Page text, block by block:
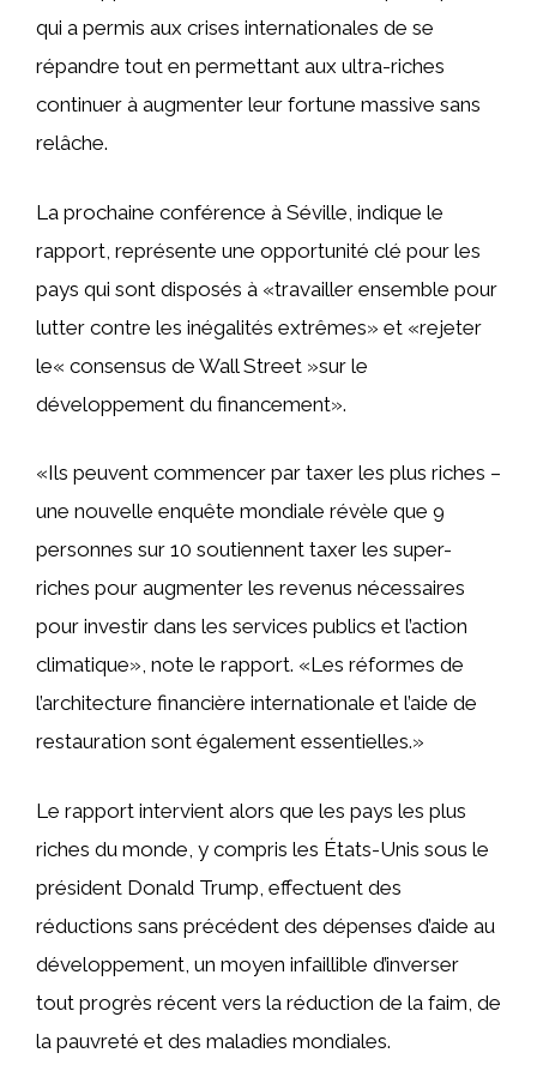
qui a permis aux crises internationales de se
répandre tout en permettant aux ultra-riches
continuer à augmenter leur fortune massive sans
relâche.
La prochaine conférence à Séville, indique le
rapport, représente une opportunité clé pour les
pays qui sont disposés à «travailler ensemble pour
lutter contre les inégalités extrêmes» et «rejeter
le« consensus de Wall Street »sur le
développement du financement».
«Ils peuvent commencer par taxer les plus riches –
une nouvelle enquête mondiale révèle que 9
personnes sur 10 soutiennent taxer les super-
riches pour augmenter les revenus nécessaires
pour investir dans les services publics et l’action
climatique», note le rapport. «Les réformes de
l’architecture financière internationale et l’aide de
restauration sont également essentielles.»
Le rapport intervient alors que les pays les plus
riches du monde, y compris les États-Unis sous le
président Donald Trump, effectuent des
réductions sans précédent des dépenses d’aide au
développement, un moyen infaillible d’inverser
tout progrès récent vers la réduction de la faim, de
la pauvreté et des maladies mondiales.